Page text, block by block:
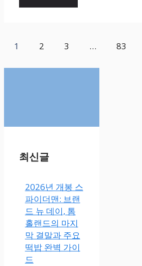
1 2 3 … 83
최신글
2026년 개봉 스
파이더맨: 브랜
드 뉴 데이, 톰
홀랜드의 마지
막 결말과 주요
떡밥 완벽 가이
드